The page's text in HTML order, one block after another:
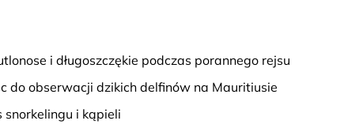
i długoszczękie podczas porannego rejsu
do obserwacji dzikich delfinów na Mauritiusie
i kąpieli